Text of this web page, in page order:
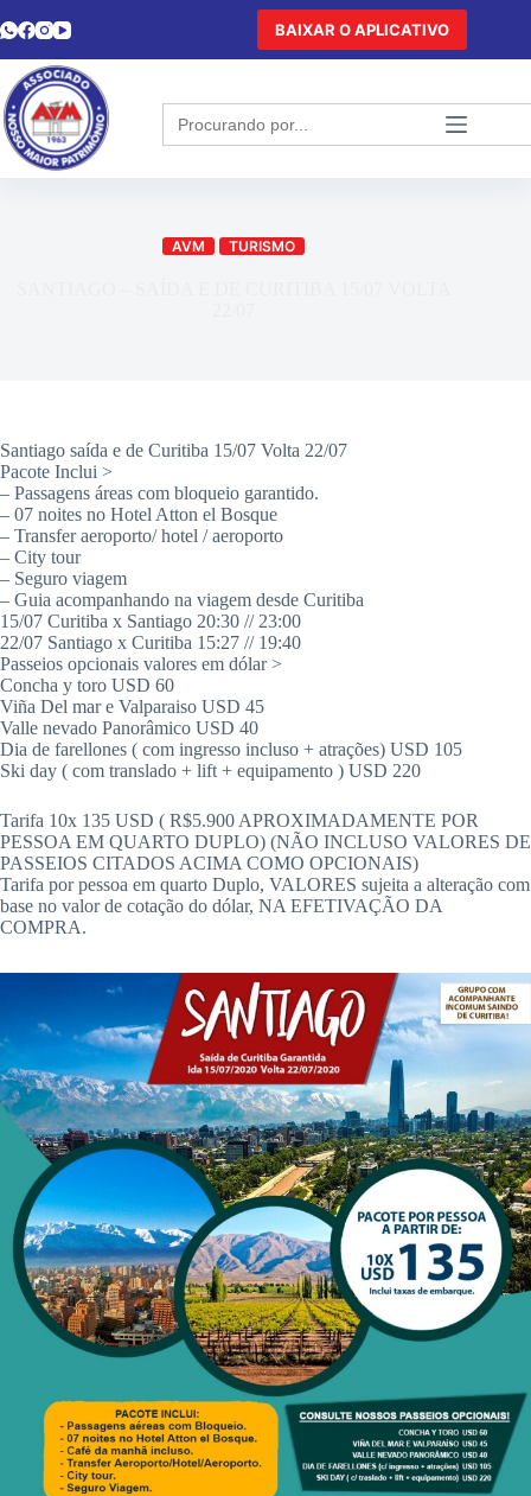
BAIXAR O APLICATIVO
Search
for:
AVM TURISMO
Santiago saída e de Curitiba 15/07 Volta 22/07
Pacote Inclui >
– Passagens áreas com bloqueio garantido.
– 07 noites no Hotel Atton el Bosque
– Transfer aeroporto/ hotel / aeroporto
– City tour
– Seguro viagem
– Guia acompanhando na viagem desde Curitiba
15/07 Curitiba x Santiago 20:30 // 23:00
22/07 Santiago x Curitiba 15:27 // 19:40
Passeios opcionais valores em dólar >
Concha y toro USD 60
Viña Del mar e Valparaiso USD 45
Valle nevado Panorâmico USD 40
Dia de farellones ( com ingresso incluso + atrações) USD 105
Ski day ( com translado + lift + equipamento ) USD 220
Tarifa 10x 135 USD ( R$5.900 APROXIMADAMENTE POR
PESSOA EM QUARTO DUPLO) (NÃO INCLUSO VALORES DE
PASSEIOS CITADOS ACIMA COMO OPCIONAIS)
Tarifa por pessoa em quarto Duplo, VALORES sujeita a alteração com
base no valor de cotação do dólar, NA EFETIVAÇÃO DA
COMPRA.